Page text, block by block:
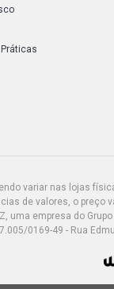
variar nas lojas
de valores, o preço
uma empresa do
0169-49 - Rua